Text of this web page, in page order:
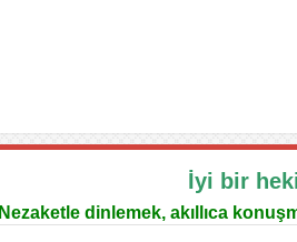
İyi bir
Nezaketle dinlemek, akıllıca